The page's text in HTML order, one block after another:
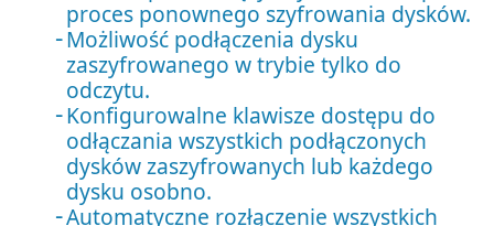
proces ponownego szyfrowania dysków.
Możliwość podłączenia dysku
zaszyfrowanego w trybie tylko do
odczytu.
Konfigurowalne klawisze dostępu do
odłączania wszystkich podłączonych
dysków zaszyfrowanych lub każdego
dysku osobno.
Automatyczne rozłączenie wszystkich